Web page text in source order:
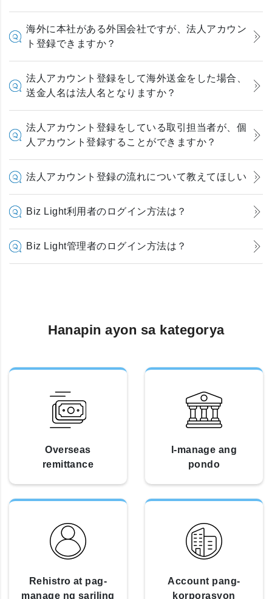
海外に本社がある外国会社ですが、法人アカウン
ト登録できますか？
法人アカウント登録をして海外送金をした場合、
送金人名は法人名となりますか？
法人アカウント登録をしている取引担当者が、個
人アカウント登録することができますか？
法人アカウント登録の流れについて教えてほしい
Biz Light利用者のログイン方法は？
Biz Light管理者のログイン方法は？
Hanapin ayon sa kategorya
Overseas
remittance
I-manage ang
pondo
Rehistro at pag-
manage ng sariling
Account pang-
korporasyon